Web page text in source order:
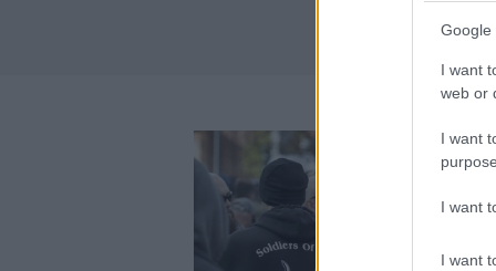
Google
I want
web or
I want
I want
I want